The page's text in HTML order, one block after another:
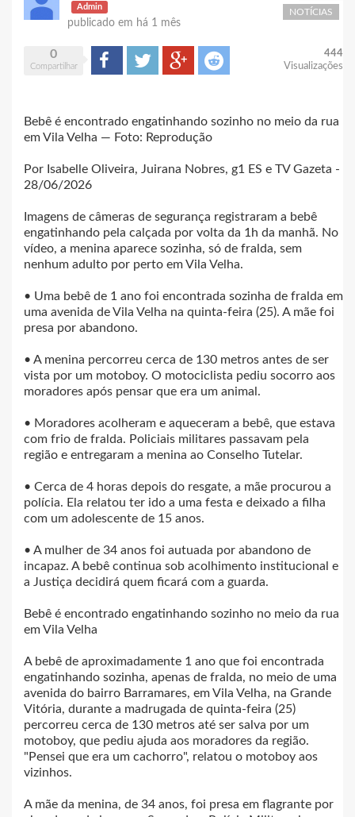
Admin
publicado em há 1 mês
NOTÍCIAS
0
Compartilhar
Compartilhar
Tweet Google+ Reddit
444
Visualizações
Bebê é encontrado engatinhando sozinho no meio da rua
em Vila Velha — Foto: Reprodução
Por Isabelle Oliveira, Juirana Nobres, g1 ES e TV Gazeta -
28/06/2026
Imagens de câmeras de segurança registraram a bebê
engatinhando pela calçada por volta da 1h da manhã. No
vídeo, a menina aparece sozinha, só de fralda, sem
nenhum adulto por perto em Vila Velha.
• Uma bebê de 1 ano foi encontrada sozinha de fralda em
uma avenida de Vila Velha na quinta-feira (25). A mãe foi
presa por abandono.
• A menina percorreu cerca de 130 metros antes de ser
vista por um motoboy. O motociclista pediu socorro aos
moradores após pensar que era um animal.
• Moradores acolheram e aqueceram a bebê, que estava
com frio de fralda. Policiais militares passavam pela
região e entregaram a menina ao Conselho Tutelar.
• Cerca de 4 horas depois do resgate, a mãe procurou a
polícia. Ela relatou ter ido a uma festa e deixado a filha
com um adolescente de 15 anos.
• A mulher de 34 anos foi autuada por abandono de
incapaz. A bebê continua sob acolhimento institucional e
a Justiça decidirá quem ficará com a guarda.
Bebê é encontrado engatinhando sozinho no meio da rua
em Vila Velha
A bebê de aproximadamente 1 ano que foi encontrada
engatinhando sozinha, apenas de fralda, no meio de uma
avenida do bairro Barramares, em Vila Velha, na Grande
Vitória, durante a madrugada de quinta-feira (25)
percorreu cerca de 130 metros até ser salva por um
motoboy, que pediu ajuda aos moradores da região.
"Pensei que era um cachorro", relatou o motoboy aos
vizinhos.
A mãe da menina, de 34 anos, foi presa em flagrante por